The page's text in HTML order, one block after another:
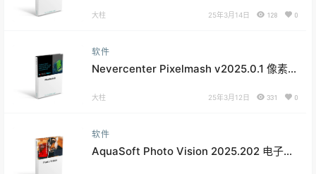
大柱 25年3月14日 128 0
软件
Nevercenter Pixelmash v2025.0.1 像素
大柱 25年3月12日 331 0
软件
AquaSoft Photo Vision 2025.202 电子相